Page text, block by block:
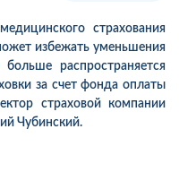
страхования
избежать уменьшения
распространяется
за счет фонда оплаты
страховой компании
Чубинский.